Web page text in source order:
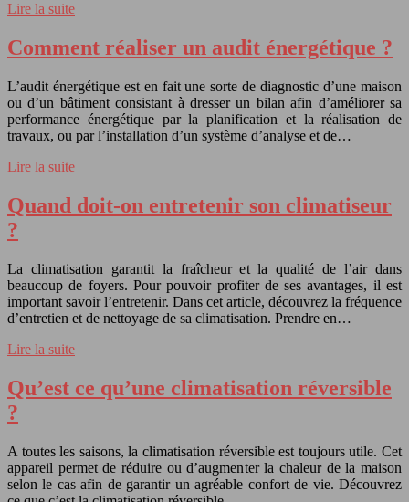
Lire la suite
Comment réaliser un audit énergétique ?
L’audit énergétique est en fait une sorte de diagnostic d’une maison
ou d’un bâtiment consistant à dresser un bilan afin d’améliorer sa
performance énergétique par la planification et la réalisation de
travaux, ou par l’installation d’un système d’analyse et de…
Lire la suite
Quand doit-on entretenir son climatiseur
?
La climatisation garantit la fraîcheur et la qualité de l’air dans
beaucoup de foyers. Pour pouvoir profiter de ses avantages, il est
important savoir l’entretenir. Dans cet article, découvrez la fréquence
d’entretien et de nettoyage de sa climatisation. Prendre en…
Lire la suite
Qu’est ce qu’une climatisation réversible
?
A toutes les saisons, la climatisation réversible est toujours utile. Cet
appareil permet de réduire ou d’augmenter la chaleur de la maison
selon le cas afin de garantir un agréable confort de vie. Découvrez